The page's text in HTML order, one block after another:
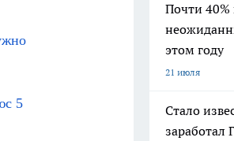
5
Почти 40%
этом году
21 июля
Стало
заработал